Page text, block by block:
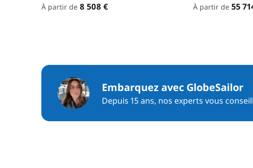
À partir de 8 508 € À partir de 55
Embarquez avec GlobeSailor
Depuis 15 ans, nos experts vous